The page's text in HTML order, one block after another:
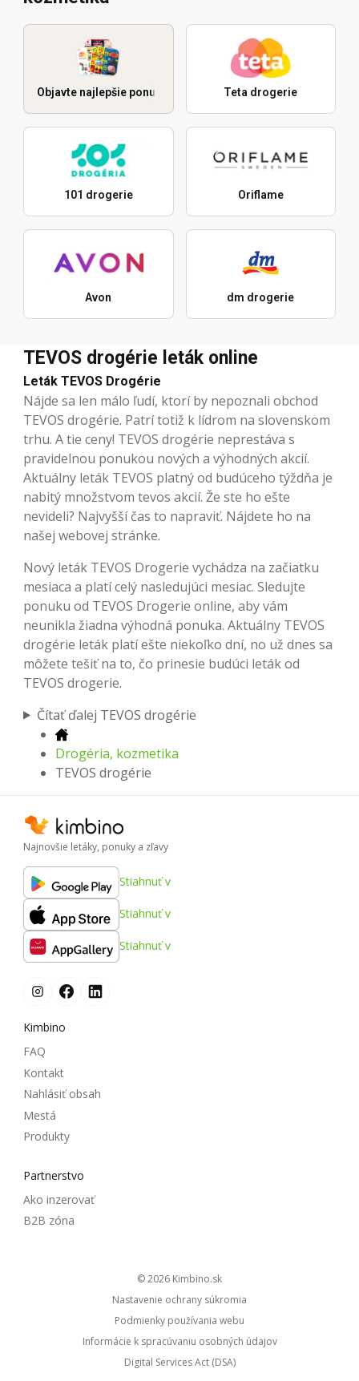
Objavte najlepšie ponuky Teta drogerie
101 drogerie Oriflame
Avon dm drogerie
TEVOS drogérie leták online
Leták TEVOS Drogérie
Nájde sa len málo ľudí, ktorí by nepoznali obchod
TEVOS drogérie. Patrí totiž k lídrom na slovenskom
trhu. A tie ceny! TEVOS drogérie neprestáva s
pravidelnou ponukou nových a výhodných akcií.
Aktuálny leták TEVOS platný od budúceho týždňa je
nabitý množstvom tevos akcií. Že ste ho ešte
nevideli? Najvyšší čas to napraviť. Nájdete ho na
našej webovej stránke.
Nový leták TEVOS Drogerie vychádza na začiatku
mesiaca a platí celý nasledujúci mesiac. Sledujte
ponuku od TEVOS Drogerie online, aby vám
neunikla žiadna výhodná ponuka. Aktuálny TEVOS
drogérie leták platí ešte niekoľko dní, no už dnes sa
môžete tešiť na to, čo prinesie budúci leták od
TEVOS drogerie.
Čítať ďalej TEVOS drogérie
Drogéria, kozmetika
TEVOS drogérie
Najnovšie letáky, ponuky a zľavy
Stiahnuť v
Stiahnuť v
Stiahnuť v
Kimbino
FAQ
Kontakt
Nahlásiť obsah
Mestá
Produkty
Partnerstvo
Ako inzerovať
B2B zóna
© 2026
kimbino.sk
Nastavenie ochrany súkromia
Podmienky používania webu
Informácie k spracúvaniu osobných údajov
Digital Services Act (DSA)